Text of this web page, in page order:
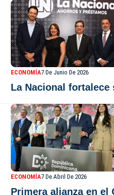
ECONOMÍA7 De Junio De 2026
La Nacional
ECONOMÍA7 De Abril De 2026
Primera alianza en el